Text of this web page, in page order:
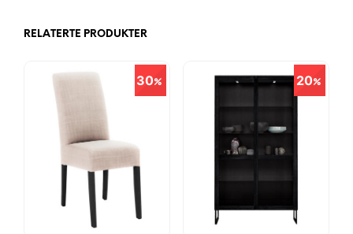
RELATERTE PRODUKTER
30 20